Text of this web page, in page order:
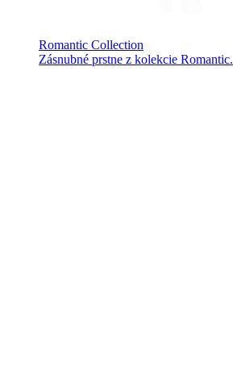
Romantic Collection
Zásnubné prstne z kolekcie Romantic.